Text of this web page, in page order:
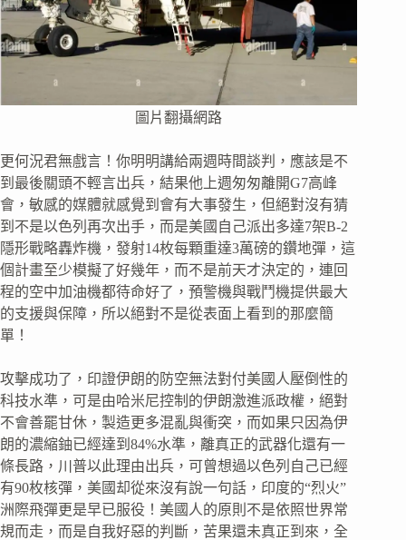
圖片翻攝網路
更何況君無戲言！你明明講給兩週時間談判，應該是不
到最後關頭不輕言出兵，結果他上週匆匆離開G7高峰
會，敏感的媒體就感覺到會有大事發生，但絕對沒有猜
到不是以色列再次出手，而是美國自己派出多達7架B-2
隱形戰略轟炸機，發射14枚每顆重達3萬磅的鑽地彈，這
個計畫至少模擬了好幾年，而不是前天才決定的，連回
程的空中加油機都待命好了，預警機與戰鬥機提供最大
的支援與保障，所以絕對不是從表面上看到的那麼簡
單！
攻擊成功了，印證伊朗的防空無法對付美國人壓倒性的
科技水準，可是由哈米尼控制的伊朗激進派政權，絕對
不會善罷甘休，製造更多混亂與衝突，而如果只因為伊
朗的濃縮鈾已經達到84%水準，離真正的武器化還有一
條長路，川普以此理由出兵，可曾想過以色列自己已經
有90枚核彈，美國却從來沒有說一句話，印度的“烈火”
洲際飛彈更是早已服役！美國人的原則不是依照世界常
規而走，而是自我好惡的判斷，苦果還未真正到來，全